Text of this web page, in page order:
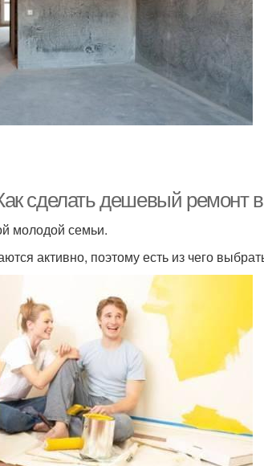
сделать дешевый ремонт в
молодой семьи.
активно, поэтому есть из чего